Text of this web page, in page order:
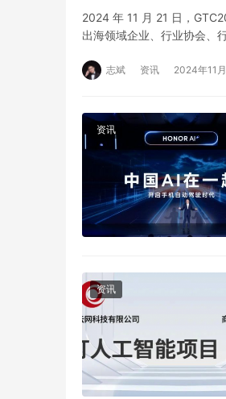
2024 年 11 月 21 日，
出海领域企业、行业协会、
志斌 资讯 2024年11
资讯
资讯